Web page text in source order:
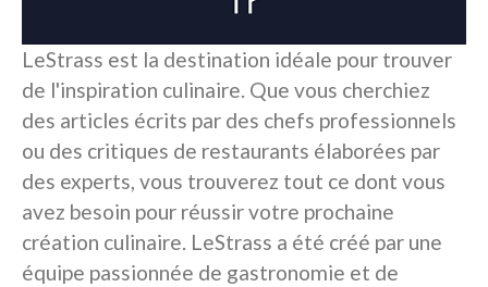
LeStrass est la destination idéale pour trouver
de l'inspiration culinaire. Que vous cherchiez
des articles écrits par des chefs professionnels
ou des critiques de restaurants élaborées par
des experts, vous trouverez tout ce dont vous
avez besoin pour réussir votre prochaine
création culinaire. LeStrass a été créé par une
équipe passionnée de gastronomie et de